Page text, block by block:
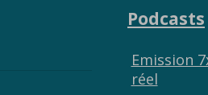
Podcasts
Emission
réel